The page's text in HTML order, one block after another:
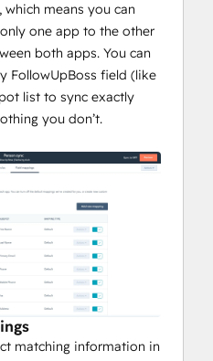
means you can
one app to the other
both apps. You can
FollowUpBoss field (like
list to sync exactly
you don’t.
matching information in